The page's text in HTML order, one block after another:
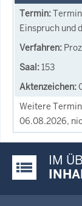
Einspruch und
153
Weitere
06.08.2026,
Justiz- IM